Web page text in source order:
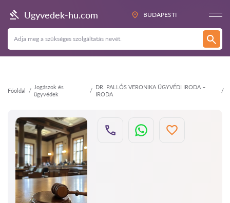
Ugyvedek-hu.com BUDAPESTI
Főoldal
Jogászok és
ügyvédek
DR. PALLÓS VERONIKA ÜGYVÉDI IRODA –
IRODA
Vissza